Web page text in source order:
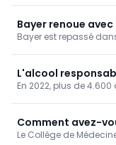
Bayer renoue
baisse de frais
Bayer est repassé
juridiques.
L'alcool
En 2022, plus de
Bruxelles-Capitale.
Comment avez-
médecin
Le Collège de